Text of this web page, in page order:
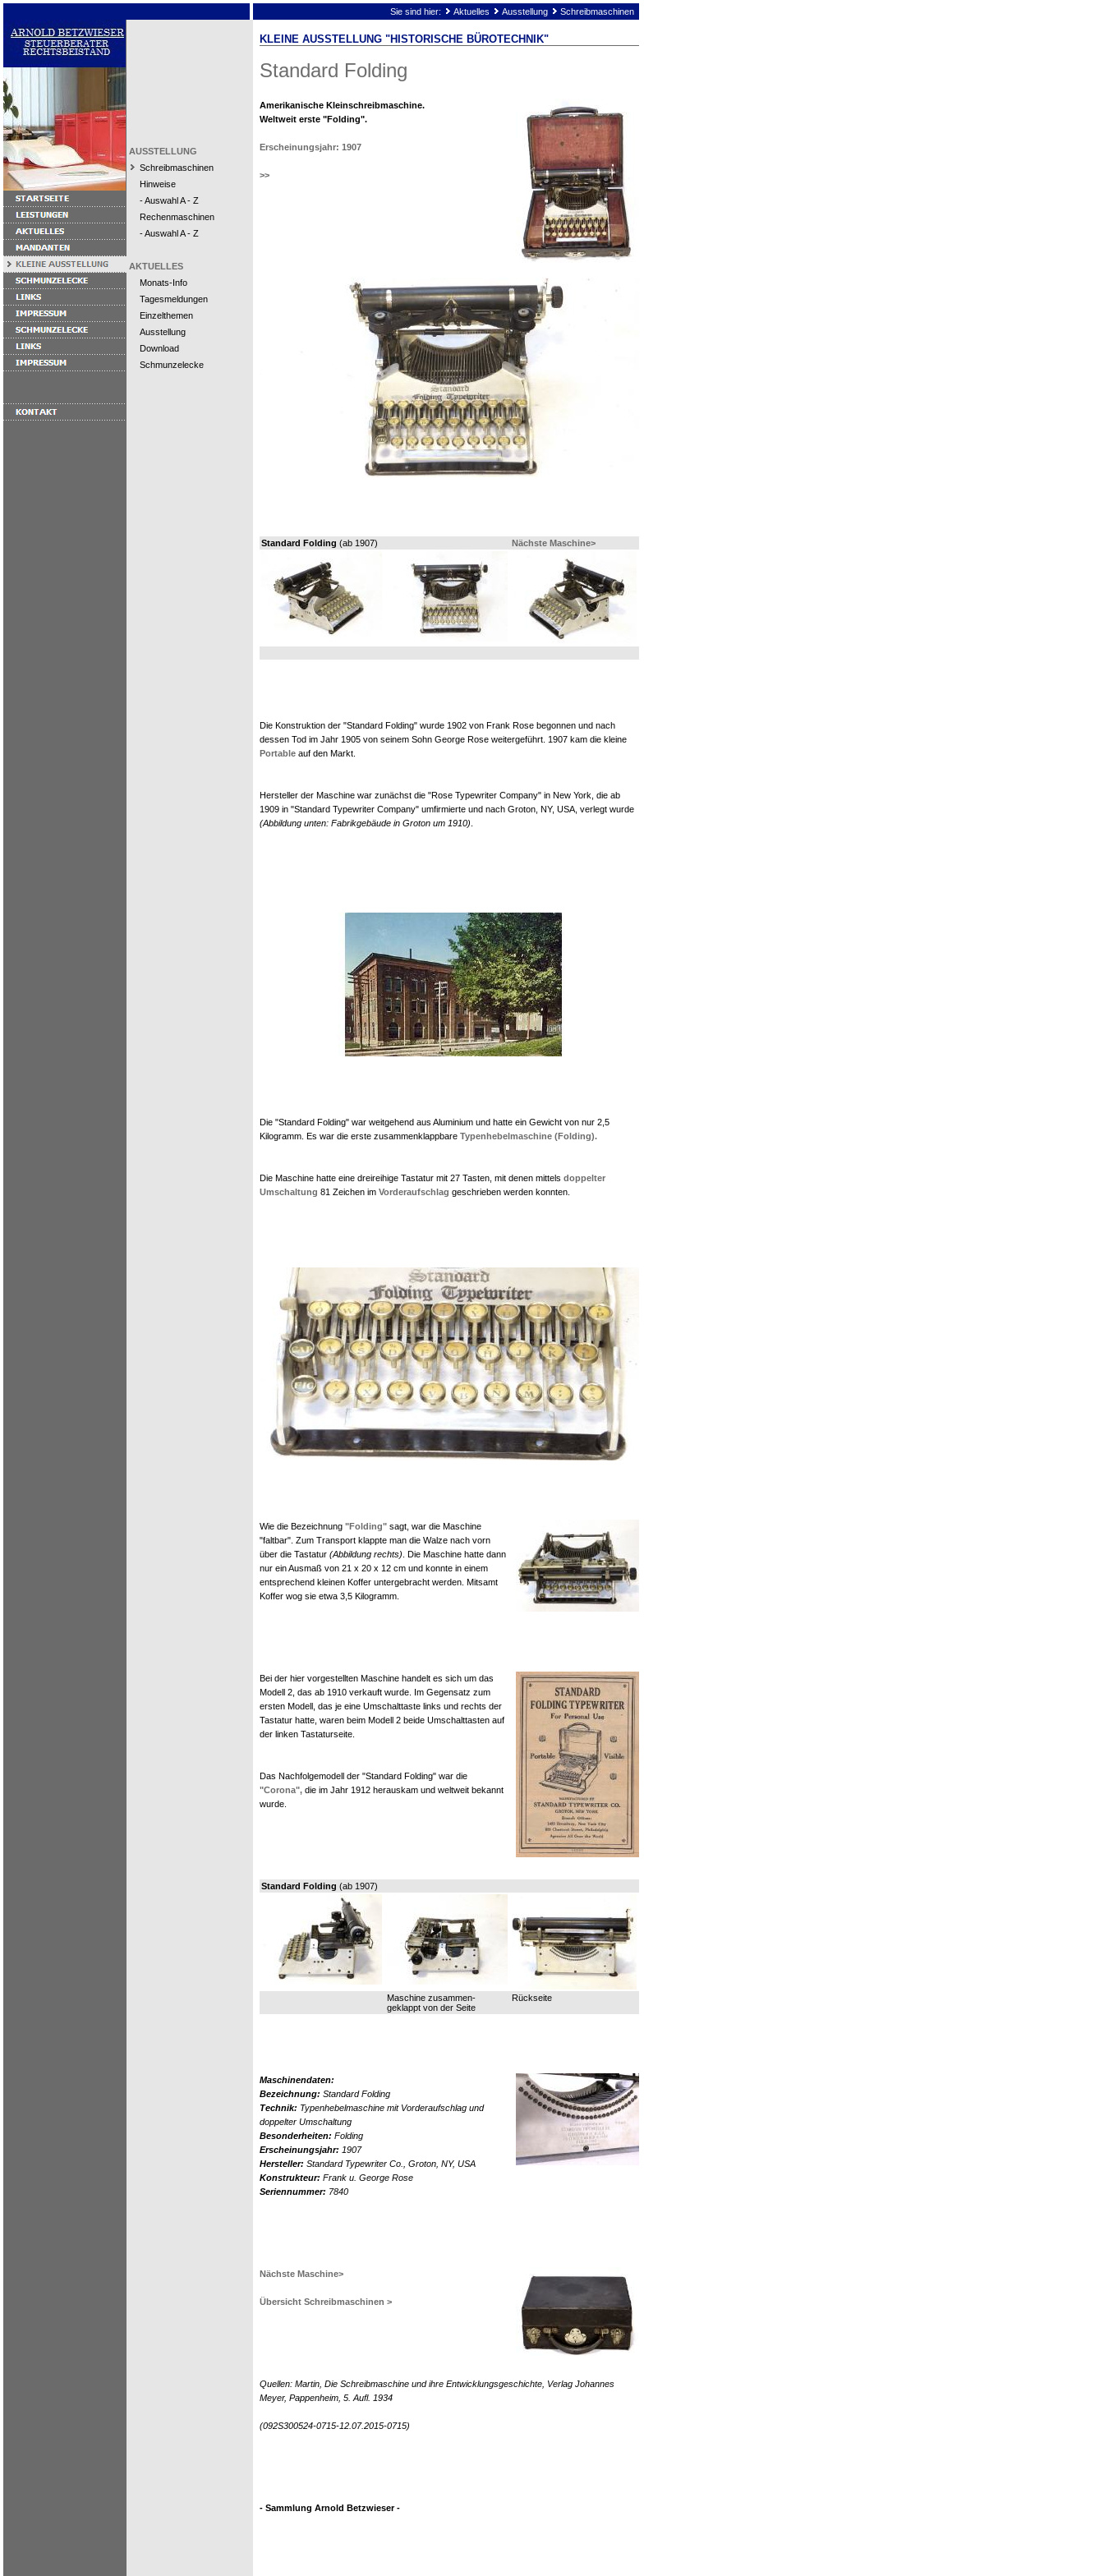
Sie sind hier: Aktuelles Ausstellung Schreibmaschinen
AUSSTELLUNG
Schreibmaschinen
Hinweise
- Auswahl A - Z
Rechenmaschinen
- Auswahl A - Z
AKTUELLES
Monats-Info
Tagesmeldungen
Einzelthemen
Ausstellung
Download
Schmunzelecke
KLEINE AUSSTELLUNG "HISTORISCHE BÜROTECHNIK"
Standard Folding
Amerikanische Kleinschreibmaschine.
Weltweit erste "Folding".
Erscheinungsjahr: 1907
>>
Standard Folding (ab 1907) Nächste Maschine>
Die Konstruktion der "Standard Folding" wurde 1902 von Frank Rose begonnen und nach
dessen Tod im Jahr 1905 von seinem Sohn George Rose weitergeführt. 1907 kam die kleine
Portable auf den Markt.
Hersteller der Maschine war zunächst die "Rose Typewriter Company" in New York, die ab
1909 in "Standard Typewriter Company" umfirmierte und nach Groton, NY, USA, verlegt wurde
(Abbildung unten: Fabrikgebäude in Groton um 1910)
Die "Standard Folding" war weitgehend aus Aluminium und hatte ein Gewicht von nur 2,5
Kilogramm. Es war die erste zusammenklappbare Typenhebelmaschine (Folding).
Die Maschine hatte eine dreireihige Tastatur mit 27 Tasten, mit denen mittels doppelter
Umschaltung 81 Zeichen im Vorderaufschlag geschrieben werden konnten.
Wie die Bezeichnung "Folding" sagt, war die Maschine
"faltbar". Zum Transport klappte man die Walze nach vorn
über die Tastatur (Abbildung rechts) . Die Maschine hatte dann
nur ein Ausmaß von 21 x 20 x 12 cm und konnte in einem
entsprechend kleinen Koffer untergebracht werden. Mitsamt
Koffer wog sie etwa 3,5 Kilogramm.
Bei der hier vorgestellten Maschine handelt es sich um das
Modell 2, das ab 1910 verkauft wurde. Im Gegensatz zum
ersten Modell, das je eine Umschalttaste links und rechts der
Tastatur hatte, waren beim Modell 2 beide Umschalttasten auf
der linken Tastaturseite.
Das Nachfolgemodell der "Standard Folding" war die
"Corona", die im Jahr 1912 herauskam und weltweit bekannt
wurde.
Standard Folding (ab 1907)
Maschine zusammen-
geklappt von der Seite
Rückseite
Maschinendaten:
Bezeichnung: Standard Folding
Technik: Typenhebelmaschine mit Vorderaufschlag und
doppelter Umschaltung
Besonderheiten: Folding
Erscheinungsjahr: 1907
Hersteller: Standard Typewriter Co., Groton, NY, USA
Konstrukteur: Frank u. George Rose
Seriennummer: 7840
Nächste Maschine>
Übersicht Schreibmaschinen >
Quellen: Martin, Die Schreibmaschine und ihre Entwicklungsgeschichte, Verlag Johannes
Meyer, Pappenheim, 5. Aufl. 1934
(092S300524-0715-12.07.2015-0715)
- Sammlung Arnold Betzwieser -